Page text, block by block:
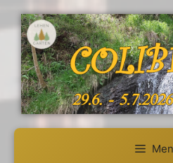
Zum
Inhalt
springen